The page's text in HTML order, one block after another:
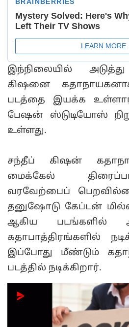
இந்நிலையில்
கிஷனை
படத்தை இயக்க
பேஷன் ஸ்டுடியோஸ்
உள்ளது.
சந்தீப் கிஷன்
மைக்கேல்
வரவேற்பைப்
தனுஷோடு கேப்டன்
ஆகிய படங்களில்
கதாபாத்திரங்களில்
இப்போது மீண்டும்
படத்தில் நடிக்கிறார்.